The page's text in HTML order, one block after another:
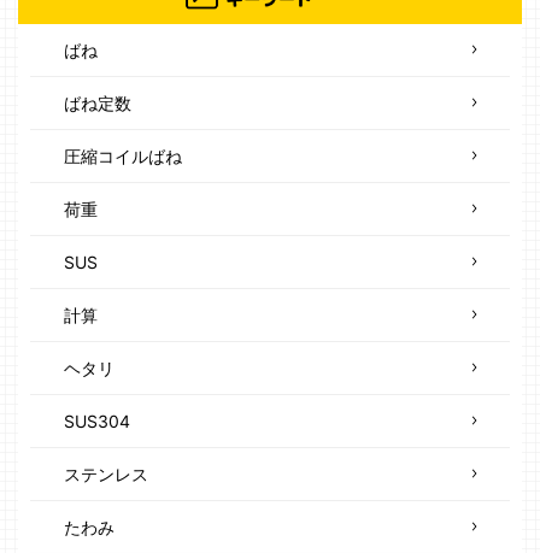
ばね
ばね定数
圧縮コイルばね
荷重
SUS
計算
ヘタリ
SUS304
ステンレス
たわみ